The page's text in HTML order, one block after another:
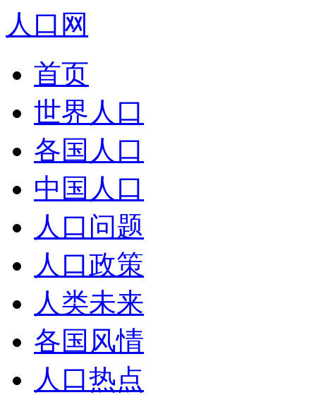
人口网
首页
世界人口
各国人口
中国人口
人口问题
人口政策
人类未来
各国风情
人口热点